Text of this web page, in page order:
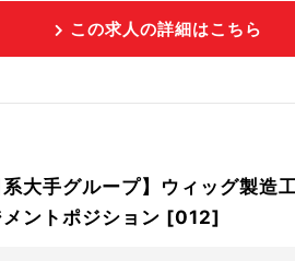
この求人の詳細はこちら
系大手グループ】ウィッグ製造
ントポジション [012]